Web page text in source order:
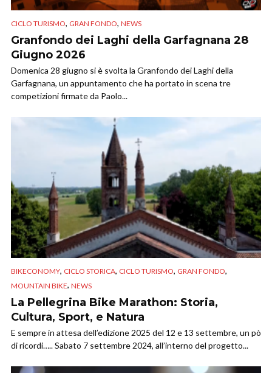
CICLO TURISMO, GRAN FONDO, NEWS
Granfondo dei Laghi della Garfagnana 28
Giugno 2026
Domenica 28 giugno si è svolta la Granfondo dei Laghi della
Garfagnana, un appuntamento che ha portato in scena tre
competizioni firmate da Paolo...
BIKECONOMY, CICLO STORICA, CICLO TURISMO, GRAN FONDO,
MOUNTAIN BIKE, NEWS
La Pellegrina Bike Marathon: Storia,
Cultura, Sport, e Natura
E sempre in attesa dell’edizione 2025 del 12 e 13 settembre, un pò
di ricordi….. Sabato 7 settembre 2024, all’interno del progetto...